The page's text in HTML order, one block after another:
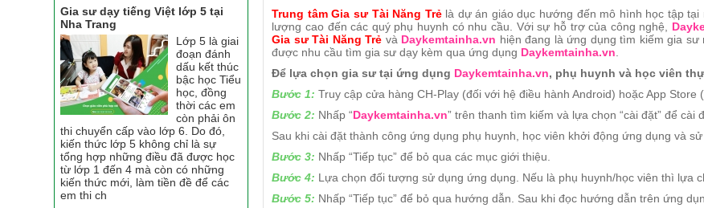
Trung tâm Gia sư Tài Năng Trẻlà dự án giáo dục hướng đến mô hình học tập
lượng cao đến các quý phụ huynh có nhu cầu. Với sự hỗ trợ của công nghệ,
Gia sư Tài Năng Trẻ và Daykemtainha.vn hiện đang là ứng dụng tìm kiếm gia
được nhu cầu tìm gia sư dạy kèm qua ứng dụng Daykemtainha.vn
Để lựa chọn gia sư tại ứng dụng Daykemtainha.vn, phụ huynh và học viên
Bước 1: Truy cập cửa hàng CH-Play (đối với hệ điều hành Android) hoặc App Store
Bước 2: Nhấp “Daykemtainha.vn” trên thanh tìm kiếm và lựa chọn “cài đặt” để
Sau khi cài đặt thành công ứng dụng phụ huynh, học viên khởi động ứng dụng và sử
Bước 3: Nhấp “Tiếp tục” để bỏ qua các mục giới thiệu.
Bước 4: Lựa chọn đối tượng sử dụng ứng dụng. Nếu là phụ huynh/học viên thì lựa
Bước 5: Nhấp “Tiếp tục” để bỏ qua hướng dẫn. Sau khi đọc hướng dẫn trên ứng
Gia sư dạy tiếng Việt lớp 5 tại
Nha Trang
Lớp 5 là giai
đoạn đánh
dấu kết thúc
bậc học Tiểu
học, đồng
thời các em
còn phải ôn
thi chuyển cấp vào lớp 6. Do đó,
kiến thức lớp 5 không chỉ là sự
tổng hợp những điều đã được học
từ lớp 1 đến 4 mà còn có những
kiến thức mới, làm tiền đề để các
em thi ch